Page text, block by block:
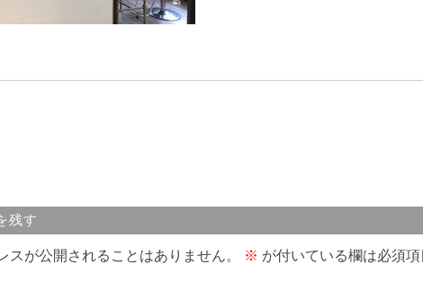
残す
スが公開されることはありません。 ※ が付いている欄は必須